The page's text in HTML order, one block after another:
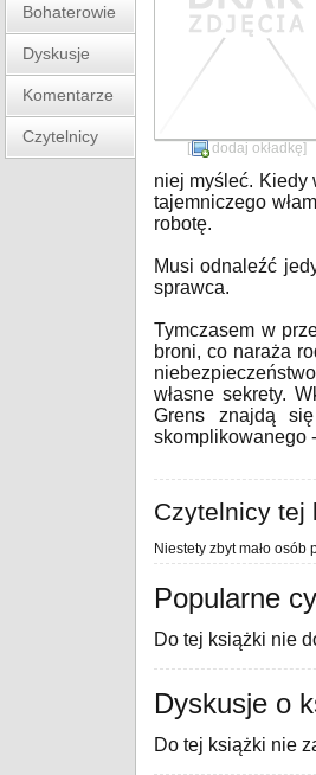
Bohaterowie
Dyskusje
Komentarze
Czytelnicy
[ dodaj okładkę]
niej myśleć. Kiedy
tajemniczego
robotę.
Musi odnaleźć
sprawca.
Tymczasem w
broni, co naraża
własne sekrety.
Grens znajdą
skomplikowanego
Czytelnicy tej
Niestety zbyt mało
Popularne
Do tej książki nie
Dyskusje o
Do tej książki nie